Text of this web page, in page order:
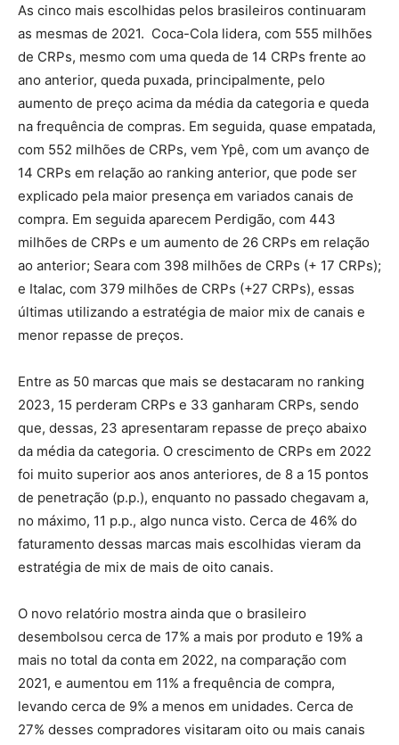
As cinco mais escolhidas pelos brasileiros continuaram
as mesmas de 2021. Coca-Cola lidera, com 555 milhões
de CRPs, mesmo com uma queda de 14 CRPs frente ao
ano anterior, queda puxada, principalmente, pelo
aumento de preço acima da média da categoria e queda
na frequência de compras. Em seguida, quase empatada,
com 552 milhões de CRPs, vem Ypê, com um avanço de
14 CRPs em relação ao ranking anterior, que pode ser
explicado pela maior presença em variados canais de
compra. Em seguida aparecem Perdigão, com 443
milhões de CRPs e um aumento de 26 CRPs em relação
ao anterior; Seara com 398 milhões de CRPs (+ 17 CRPs);
e Italac, com 379 milhões de CRPs (+27 CRPs), essas
últimas utilizando a estratégia de maior mix de canais e
menor repasse de preços.
Entre as 50 marcas que mais se destacaram no ranking
2023, 15 perderam CRPs e 33 ganharam CRPs, sendo
que, dessas, 23 apresentaram repasse de preço abaixo
da média da categoria. O crescimento de CRPs em 2022
foi muito superior aos anos anteriores, de 8 a 15 pontos
de penetração (p.p.), enquanto no passado chegavam a,
no máximo, 11 p.p., algo nunca visto. Cerca de 46% do
faturamento dessas marcas mais escolhidas vieram da
estratégia de mix de mais de oito canais.
O novo relatório mostra ainda que o brasileiro
desembolsou cerca de 17% a mais por produto e 19% a
mais no total da conta em 2022, na comparação com
2021, e aumentou em 11% a frequência de compra,
levando cerca de 9% a menos em unidades. Cerca de
27% desses compradores visitaram oito ou mais canais